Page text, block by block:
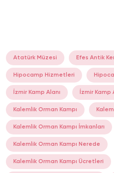
Atatürk Müzesi Efes Antik
Hipocamp Hizmetleri
İzmir Kamp Alanı İzmir Kamp
Kalemlik Orman Kampı
Kalemlik Orman Kampı İmkanları
Kalemlik Orman Kampı Nerede
Kalemlik Orman Kampı Ücretleri